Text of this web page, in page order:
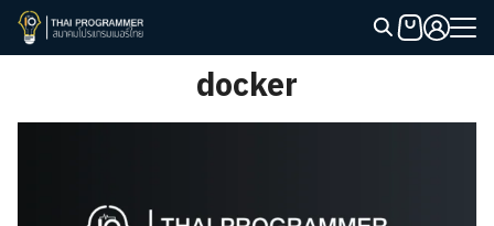
Skip
docker